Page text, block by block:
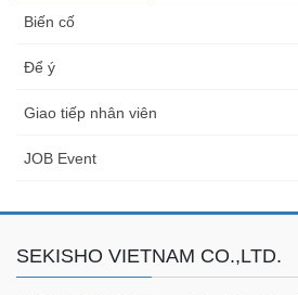
Biến cố
Để ý
Giao tiếp nhân viên
JOB Event
SEKISHO VIETNAM CO.,LTD.